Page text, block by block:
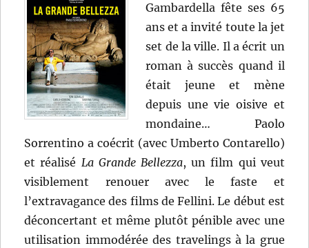
Gambardella fête ses 65
ans et a invité toute la jet
set de la ville. Il a écrit un
roman à succès quand il
était jeune et mène
depuis une vie oisive et
mondaine… Paolo
Sorrentino a coécrit (avec Umberto Contarello)
et réalisé La Grande Bellezza, un film qui veut
visiblement renouer avec le faste et
l’extravagance des films de Fellini. Le début est
déconcertant et même plutôt pénible avec une
utilisation immodérée des travelings à la grue